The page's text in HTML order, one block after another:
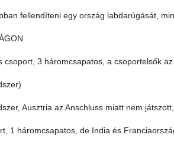
fellendíteni egy ország labdarúgását,
csoport, 3 háromcsapatos, a csoportelsők
Ausztria az Anschluss miatt nem
1 háromcsapatos, de India és